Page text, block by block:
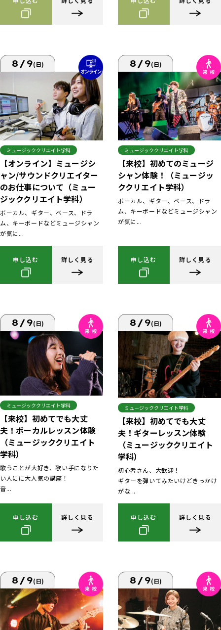
8/9(日)
ミュージッククリエイト学科
【オンライン】ミュージシ
ャン/サウンドクリエイター
のお仕事について（ミュー
ジッククリエイト学科）
ボーカル、ギター、ベース、ドラ
ム、キーボードなどミュージシャン
が気に...
申し込む 詳しく見る
8/9(日)
ミュージッククリエイト学科
【来校】初めてのミュージ
シャン体験！（ミュージッ
ククリエイト学科）
ボーカル、ギター、ベース、ドラ
ム、キーボードなどミュージシャン
が気に...
申し込む 詳しく見る
8/9(日)
ミュージッククリエイト学科
【来校】初めてでも大丈
夫！ボーカルレッスン体験
（ミュージッククリエイト
学科）
歌うことが大好き、歌い手になりた
い人にに大人気の講座！
音...
申し込む 詳しく見る
8/9(日)
ミュージッククリエイト学科
【来校】初めてでも大丈
夫！ギターレッスン体験
（ミュージッククリエイト
学科）
初心者さん、大歓迎！
ギターを弾いてみたいけどきっかけ
がな...
申し込む 詳しく見る
8/9(日) 8/9(日)